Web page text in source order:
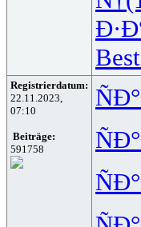
Best
Registrierdatum:
22.11.2023,
07:10
Beiträge:
591758